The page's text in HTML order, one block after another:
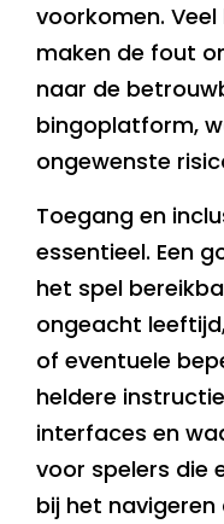
voorkomen.
maken de fout
naar de
bingoplatform,
ongewenste
Toegang en
essentieel. Een
het spel
ongeacht
of eventuele
heldere
interfaces en
voor spelers die
bij het